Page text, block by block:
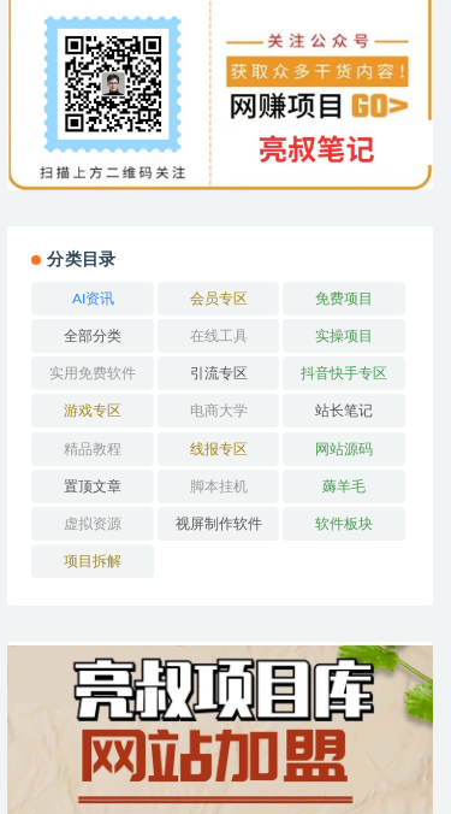
分类目录
AI资讯 会员专区 免费项目
全部分类 在线工具 实操项目
实用免费软件 引流专区 抖音快手专区
游戏专区 电商大学 站长笔记
精品教程 线报专区 网站源码
置顶文章 脚本挂机 薅羊毛
虚拟资源 视屏制作软件 软件板块
项目拆解